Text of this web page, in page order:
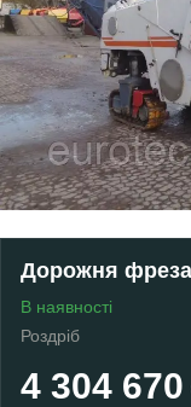
Дорожня фреза
В наявності
Роздріб
4 304 670